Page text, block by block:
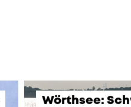
Wörthsee: